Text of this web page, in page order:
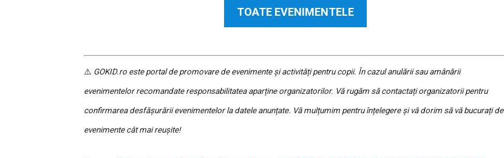
TOATE EVENIMENTELE
⚠️ GOKID.ro este portal de promovare de evenimente și activități pentru copii. În cazul anulării sau amânării
evenimentelor recomandate responsabilitatea aparține organizatorilor. Vă rugăm să contactați organizatorii pentru
confirmarea desfășurării evenimentelor la datele anunțate. Vă mulțumim pentru înțelegere și vă dorim să vă bucurați de
evenimente cât mai reușite!